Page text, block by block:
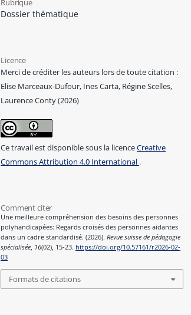
Rubrique
Dossier thématique
Licence
Merci de créditer les auteurs lors de toute citation :
Elise Marceaux-Dufour, Ines Carta, Régine Scelles,
Laurence Conty (2026)
Ce travail est disponible sous la licenceCreative
Commons Attribution 4.0 International .
Comment citer
Une meilleure compréhension des besoins des personnes
polyhandicapées: Regards croisés des personnes aidantes
dans un cadre standardisé. (2026).Revue suisse de pédagogie
spécialisée, 16(02), 15-23. https://doi.org/10.57161/r2026-02-
03
Formats de citations